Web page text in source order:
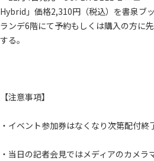
Hybrid」価格2,310円（税込）を書泉ブ
ランデ6階にて予約もしくは購入の方に
する。
【注意事項】
・イベント参加券はなくなり次第配付終
・当日の記者会見ではメディアのカメ